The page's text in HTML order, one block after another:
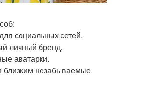
социальных сетей.
личный бренд.
аватарки.
близким незабываемые